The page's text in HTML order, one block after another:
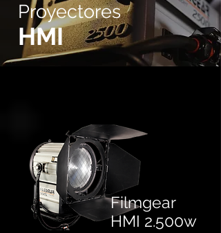
Proyectores
HMI
Filmgear
HMI 2.500w